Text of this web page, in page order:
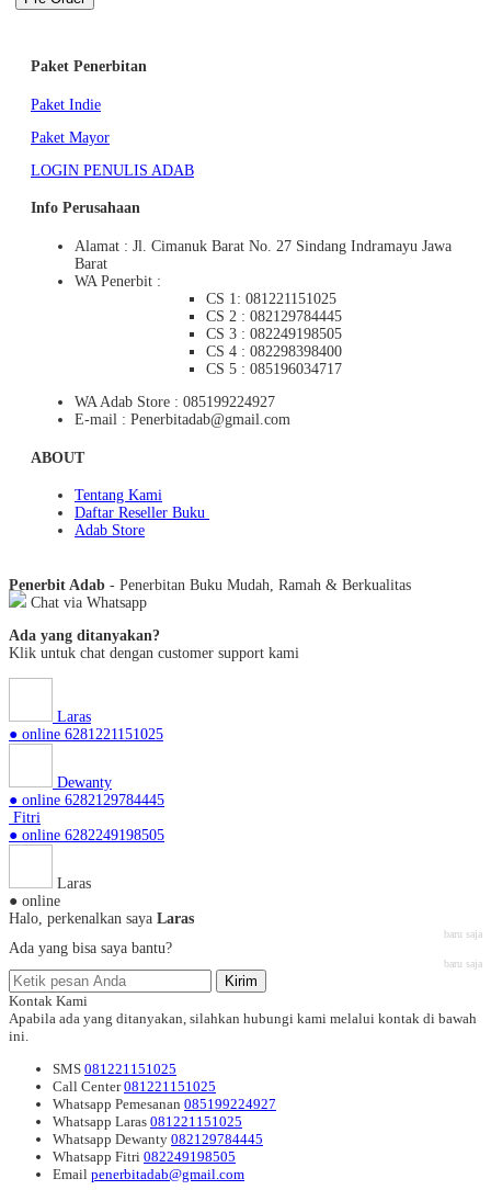
Paket Penerbitan
Paket Indie
Paket Mayor
LOGIN PENULIS ADAB
Info Perusahaan
Alamat : Jl. Cimanuk Barat No. 27 Sindang Indramayu Jawa
Barat
WA Penerbit :
CS 1: 081221151025
CS 2 : 082129784445
CS 3 : 082249198505
CS 4 : 082298398400
CS 5 : 085196034717
WA Adab Store : 085199224927
E-mail : Penerbitadab@gmail.com
ABOUT
Tentang Kami
Daftar Reseller Buku
Adab Store
Penerbit Adab - Penerbitan Buku Mudah, Ramah & Berkualitas
Chat via Whatsapp
Ada yang ditanyakan?
Klik untuk chat dengan customer support kami
Laras
● online 6281221151025
Dewanty
● online 6282129784445
Fitri
● online 6282249198505
Laras
● online
Halo, perkenalkan saya Laras
baru saja
Ada yang bisa saya bantu?
baru saja
Kirim
Kontak Kami
Apabila ada yang ditanyakan, silahkan hubungi kami melalui kontak di bawah
ini.
SMS 081221151025
Call Center081221151025
Whatsapp Pemesanan 085199224927
Whatsapp Laras 081221151025
Whatsapp Dewanty 082129784445
Whatsapp Fitri 082249198505
Email penerbitadab@gmail.com